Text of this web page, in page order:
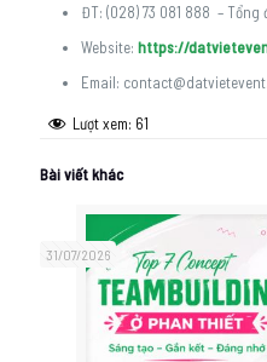
ĐT: (028) 73 081 888 – Tổng
Website: https://
Email:
Lượt xem: 61
Bài viết khác
31/07/2026